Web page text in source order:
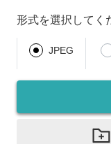
形式を選択してく
JPEG